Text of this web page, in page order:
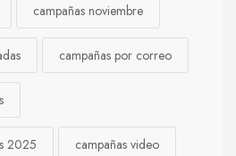
campañas noviembre
campañas por correo
2025 campañas video